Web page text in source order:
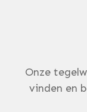
Onze
vinden en